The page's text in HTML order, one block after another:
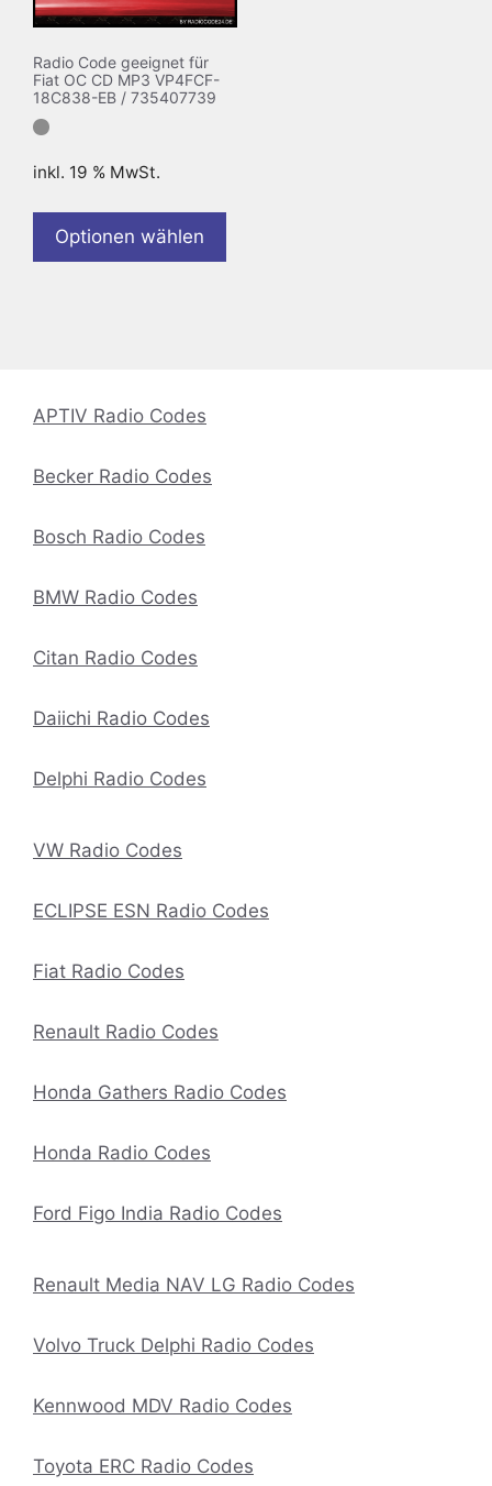
Radio Code geeignet für
Fiat OC CD MP3 VP4FCF-
18C838-EB / 735407739
inkl. 19 % MwSt.
Optionen wählen
APTIV Radio Codes
Becker Radio Codes
Bosch Radio Codes
BMW Radio Codes
Citan Radio Codes
Daiichi Radio Codes
Delphi Radio Codes
VW Radio Codes
ECLIPSE ESN Radio Codes
Fiat Radio Codes
Renault Radio Codes
Honda Gathers Radio Codes
Honda Radio Codes
Ford Figo India Radio Codes
Renault Media NAV LG Radio Codes
Volvo Truck Delphi Radio Codes
Kennwood MDV Radio Codes
Toyota ERC Radio Codes